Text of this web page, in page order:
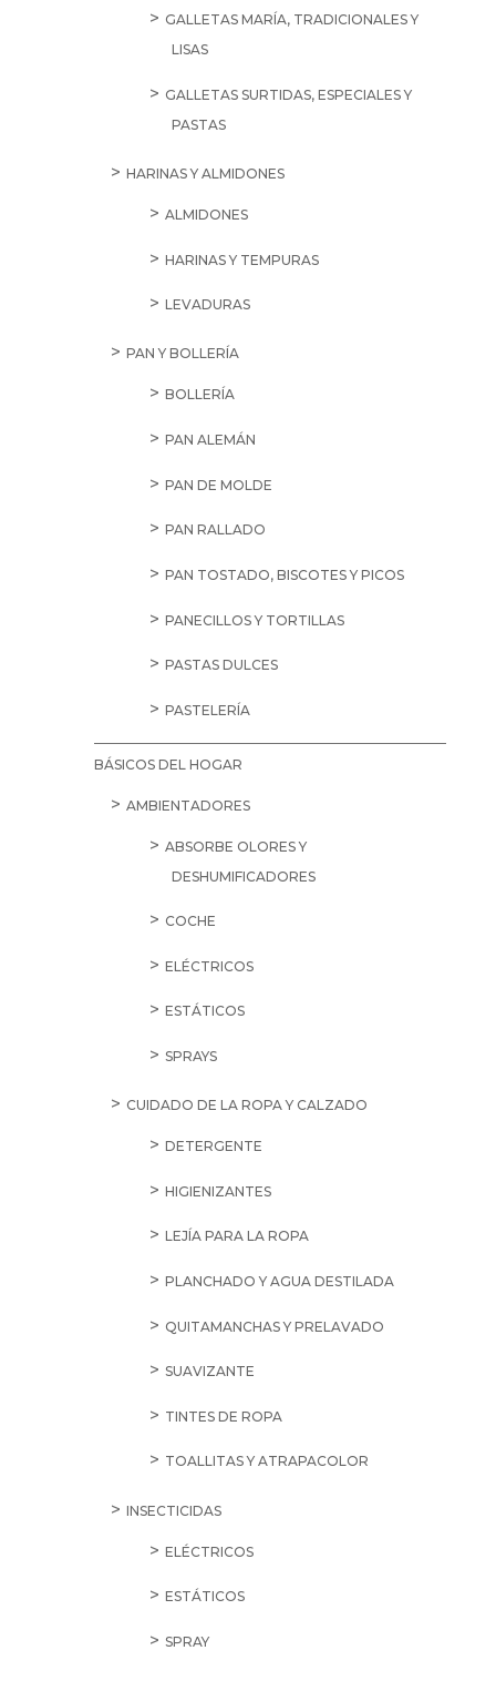
GALLETAS MARÍA, TRADICIONALES Y
LISAS
GALLETAS SURTIDAS, ESPECIALES Y
PASTAS
HARINAS Y ALMIDONES
ALMIDONES
HARINAS Y TEMPURAS
LEVADURAS
PAN Y BOLLERÍA
BOLLERÍA
PAN ALEMÁN
PAN DE MOLDE
PAN RALLADO
PAN TOSTADO, BISCOTES Y PICOS
PANECILLOS Y TORTILLAS
PASTAS DULCES
PASTELERÍA
BÁSICOS DEL HOGAR
AMBIENTADORES
ABSORBE OLORES Y
DESHUMIFICADORES
COCHE
ELÉCTRICOS
ESTÁTICOS
SPRAYS
CUIDADO DE LA ROPA Y CALZADO
DETERGENTE
HIGIENIZANTES
LEJÍA PARA LA ROPA
PLANCHADO Y AGUA DESTILADA
QUITAMANCHAS Y PRELAVADO
SUAVIZANTE
TINTES DE ROPA
TOALLITAS Y ATRAPACOLOR
INSECTICIDAS
ELÉCTRICOS
ESTÁTICOS
SPRAY